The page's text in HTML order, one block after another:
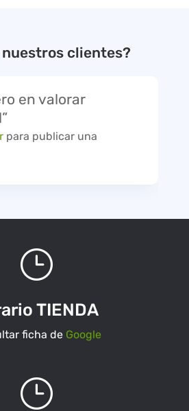
nuestros clientes?
en valorar
para publicar una
}
TIENDA
ficha de Google
}